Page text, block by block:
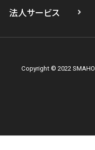
法人サービス
Copyright © 2022